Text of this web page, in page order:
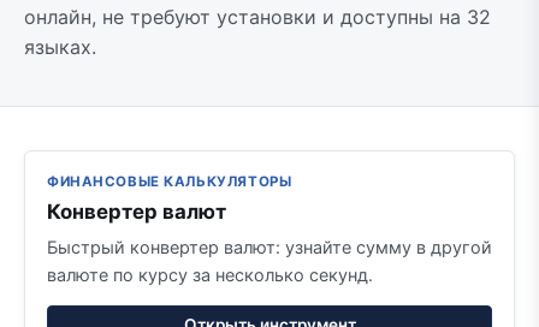
онлайн, не требуют установки и доступны на 32
языках.
ФИНАНСОВЫЕ КАЛЬКУЛЯТОРЫ
Конвертер валют
Быстрый конвертер валют: узнайте сумму в другой
валюте по курсу за несколько секунд.